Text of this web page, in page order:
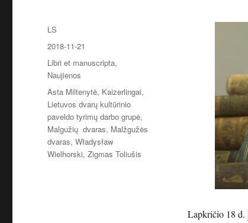
Lapkričio 18 d.
Autorius
LS
Paskelbta
2018-11-21
Kategorijos
Libri et manuscripta,
Naujienos
Žymos
Asta Miltenytė, Kaizerlingai,
Lietuvos dvarų kultūrinio
paveldo tyrimų darbo grupė,
Malgužių dvaras, Malžgužės
dvaras,Władysław
Wielhorski,Zigmas Toliušis